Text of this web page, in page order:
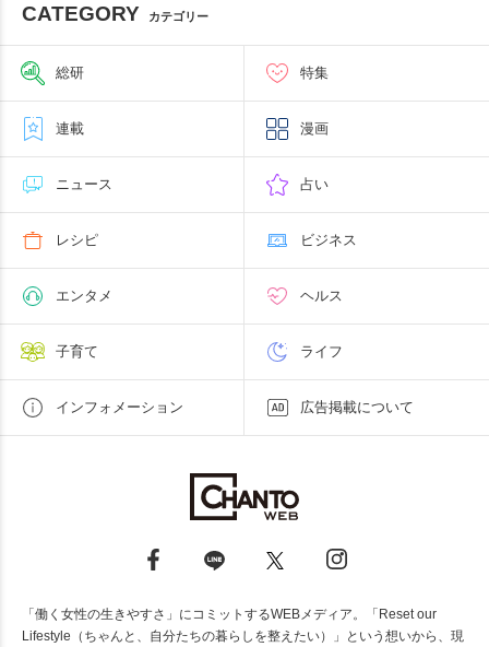
CATEGORY カテゴリー
総研 特集
連載 漫画
ニュース 占い
レシピ ビジネス
エンタメ ヘルス
子育て ライフ
インフォメーション 広告掲載について
「働く女性の生きやすさ」にコミットするWEBメディア。「Reset our
Lifestyle（ちゃんと、自分たちの暮らしを整えたい）」という想いから、現